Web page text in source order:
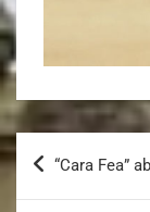
“Cara Fea”